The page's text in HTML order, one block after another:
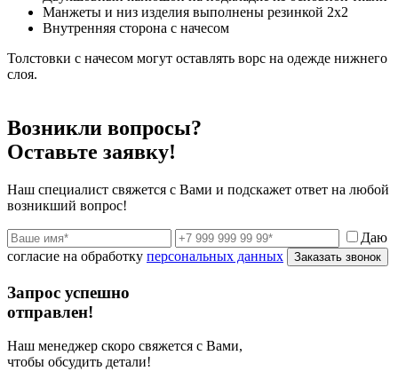
Манжеты и низ изделия выполнены резинкой 2х2
Внутренняя сторона с начесом
Толстовки с начесом могут оставлять ворс на одежде нижнего
слоя.
Возникли вопросы?
Оставьте заявку!
Наш специалист свяжется с Вами и подскажет ответ на любой
возникший вопрос!
Даю
согласие на обработку персональных данных Заказать звонок
Запрос успешно
отправлен!
Наш менеджер скоро свяжется с Вами,
чтобы обсудить детали!